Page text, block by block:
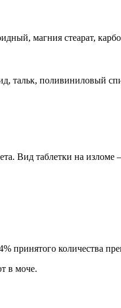
магния стеарат,
тальк, поливиниловый
Вид таблетки на изломе –
количества
в моче.